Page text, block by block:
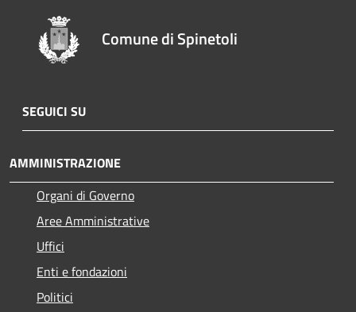
Comune di Spinetoli
SEGUICI SU
AMMINISTRAZIONE
Organi di Governo
Aree Amministrative
Uffici
Enti e fondazioni
Politici